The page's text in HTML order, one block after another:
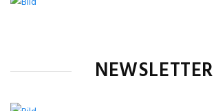
NEWSLETTER